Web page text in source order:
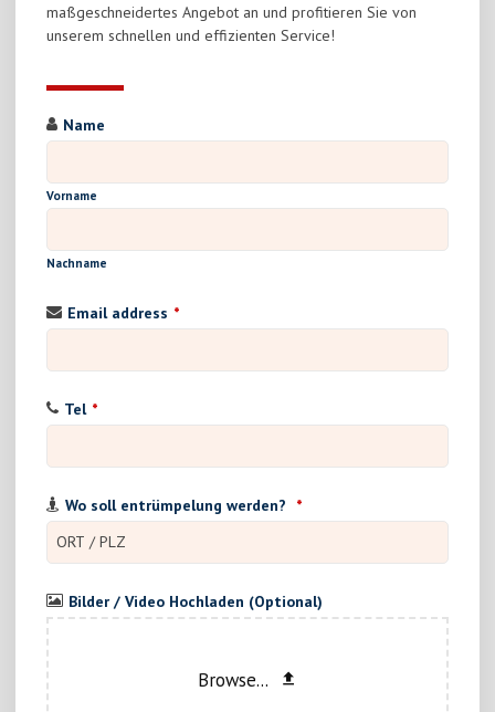
maßgeschneidertes Angebot an und profitieren Sie von
unserem schnellen und effizienten Service!
Name
Vorname
Nachname
Email address *
Tel *
Wo soll entrümpelung werden? *
Bilder / Video Hochladen (Optional)
Browse...